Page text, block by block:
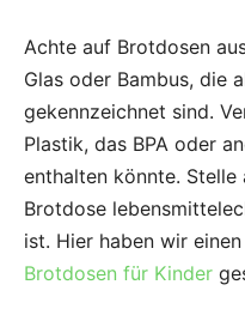
Achte auf Brotdosen
Glas oder Bambus, die
gekennzeichnet sind.
Plastik, das BPA oder
enthalten könnte. Stelle
Brotdose
ist. Hier haben wir einen
Brotdosen für Kinder